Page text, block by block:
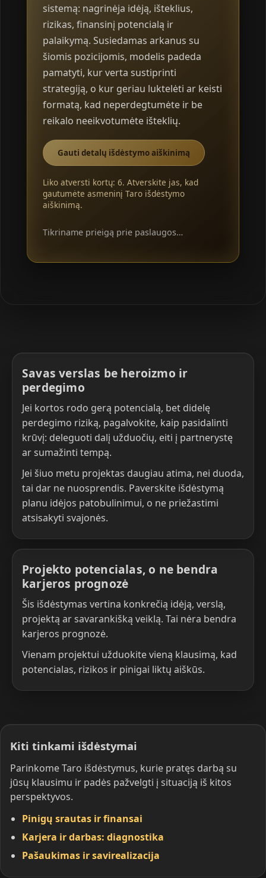
sistemą: nagrinėja idėją, išteklius,
rizikas, finansinį potencialą ir
palaikymą. Susiedamas arkanus su
šiomis pozicijomis, modelis padeda
pamatyti, kur verta sustiprinti
strategiją, o kur geriau luktelėti ar keisti
formatą, kad neperdegtumėte ir be
reikalo neeikvotumėte išteklių.
Gauti detalų išdėstymo aiškinimą
Liko atversti kortų: 6. Atverskite jas, kad
gautumėte asmeninį Taro išdėstymo
aiškinimą.
Tikriname prieigą prie paslaugos…
Savas verslas be heroizmo ir
perdegimo
Jei kortos rodo gerą potencialą, bet didelę
perdegimo riziką, pagalvokite, kaip pasidalinti
krūvį: deleguoti dalį užduočių, eiti į partnerystę
ar sumažinti tempą.
Jei šiuo metu projektas daugiau atima, nei duoda,
tai dar ne nuosprendis. Paverskite išdėstymą
planu idėjos patobulinimui, o ne priežastimi
atsisakyti svajonės.
Projekto potencialas, o ne bendra
karjeros prognozė
Šis išdėstymas vertina konkrečią idėją, verslą,
projektą ar savarankišką veiklą. Tai nėra bendra
karjeros prognozė.
Vienam projektui užduokite vieną klausimą, kad
potencialas, rizikos ir pinigai liktų aiškūs.
Kiti tinkami išdėstymai
Parinkome Taro išdėstymus, kurie pratęs darbą su
jūsų klausimu ir padės pažvelgti į situaciją iš kitos
perspektyvos.
Pinigų srautas ir finansai
Karjera ir darbas: diagnostika
Pašaukimas ir savirealizacija